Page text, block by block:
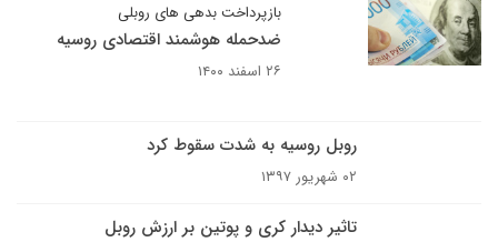
بازپرداخت بدهی های روبلی
ضدحمله هوشمند اقتصادی روسیه
۲۶ اسفند ۱۴۰۰
روبل روسیه به شدت سقوط کرد
۰۲ شهریور ۱۳۹۷
تاثیر دیدار کری و پوتین بر ارزش روبل